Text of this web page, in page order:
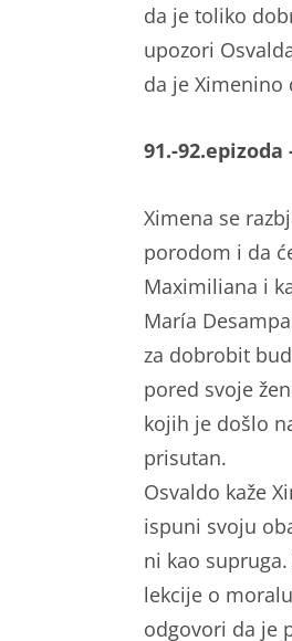
da je toliko
upozori
da je Ximenino
91.-
Ximena se
porodom i da
Maximiliana i
María
za dobrobit
pored svoje
kojih je došlo
prisutan.
Osvaldo kaže
ispuni svoju
ni kao
lekcije o
odgovori da je